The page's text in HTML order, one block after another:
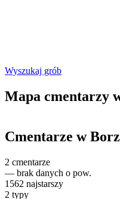
Wyszukaj grób
Mapa cmentarzy
+
Cmentarze w
2 cmentarze
— brak danych o pow.
1562 najstarszy
2 typy